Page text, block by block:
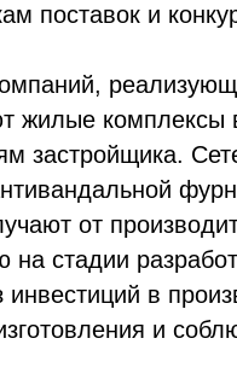
поставок и
жилые
застройщика.
от
на стадии
инвестиций в
и